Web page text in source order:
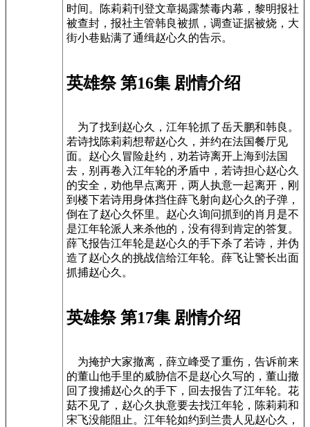
时间。陈莉莉刊登文章揭露禁毒内幕，黎明报社
被查封，报社主管韩良被抓，调查证据被烧，大
街小巷贴满了通缉赵心久的告示。
英雄祭 第16集 剧情介绍
为了找到赵心久，江年轮抓了岳天鹏和韩良。
若诗找陈莉莉想帮赵心久，并约在法国餐厅见
面。赵心久冒险赴约，劝若诗离开上海到法国
去，别再卷入江年轮的矛盾中，若诗担心赵心久
的安全，劝他早点离开，两人执意一起离开，刚
到楼下若诗用身体挡住薛飞射向赵心久的子弹，
倒在了赵心久怀里。赵心久询问抓到的肖月是不
是江年轮派人来杀他的，没有得到肯定的答复。
薛飞报告江年轮是赵心久的手下杀了若诗，并伪
造了赵心久的挑战信给江年轮。薛飞让警长出面
抓捕赵心久。
英雄祭 第17集 剧情介绍
为掩护大家撤离，薛立峰受了重伤，告诉前来
的董山他手里的威胁信不是赵心久写的，董山撤
回了搜捕赵心久的手下，回去报告了江年轮。花
菇不见了，赵心久执意要去找江年轮，陈莉莉和
宋飞没能阻止。江年轮如约到兰贵人见赵心久，